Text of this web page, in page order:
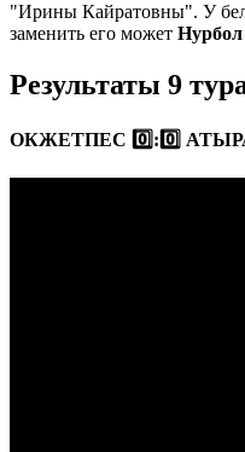
"Ирины Кайратовны". У
заменить его может
Результаты 9
ОКЖЕТПЕС 0️⃣:0️⃣